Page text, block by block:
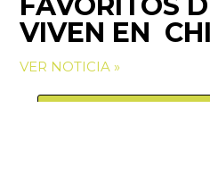
VIVEN EN
VER NOTICIA »